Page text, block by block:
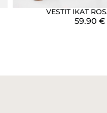
VESTIT IKAT
59.90 €